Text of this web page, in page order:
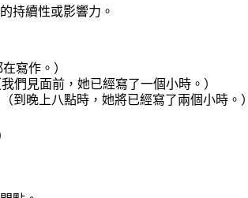
持續性或影響力。
寫作。）
我們見面前，她已經寫了一個小時。）
（到晚上八點時，她將已經寫了兩個小時。）